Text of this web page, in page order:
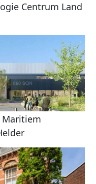
Centrum Land